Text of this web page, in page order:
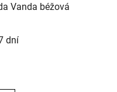
Vanda béžová
dní